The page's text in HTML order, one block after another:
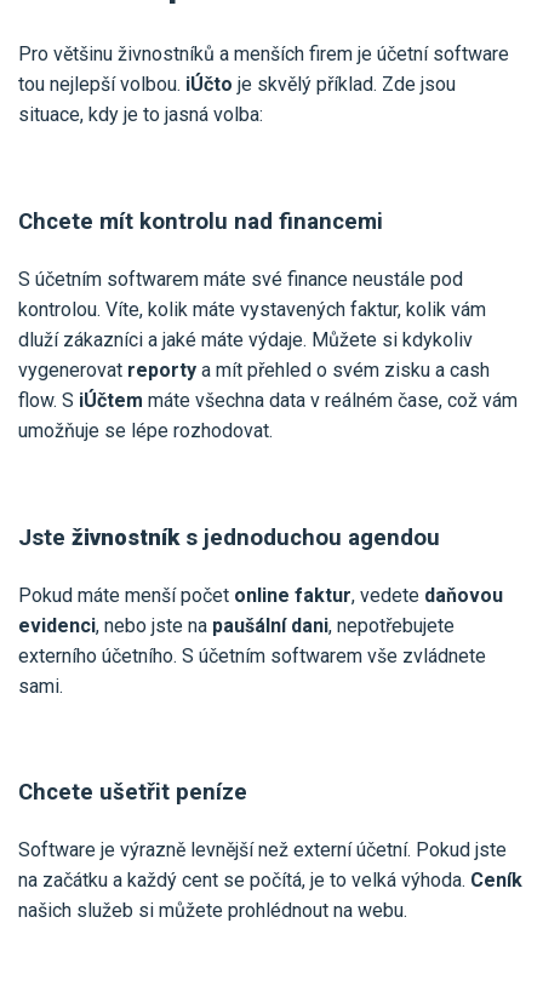
Pro většinu živnostníků a menších firem je účetní software
tou nejlepší volbou. iÚčto je skvělý příklad. Zde jsou
situace, kdy je to jasná volba:
Chcete mít kontrolu nad financemi
S účetním softwarem máte své finance neustále pod
kontrolou. Víte, kolik máte vystavených faktur, kolik vám
dluží zákazníci a jaké máte výdaje. Můžete si kdykoliv
vygenerovat reporty a mít přehled o svém zisku a cash
flow. S iÚčtem máte všechna data v reálném čase, což vám
umožňuje se lépe rozhodovat.
Jste živnostníks jednoduchou agendou
Pokud máte menší počet online faktur, vedete daňovou
evidenci, nebo jste na paušální dani, nepotřebujete
externího účetního. S účetním softwarem vše zvládnete
sami.
Chcete ušetřit peníze
Software je výrazně levnější než externí účetní. Pokud jste
na začátku a každý cent se počítá, je to velká výhoda. Ceník
našich služeb si můžete prohlédnout na webu.